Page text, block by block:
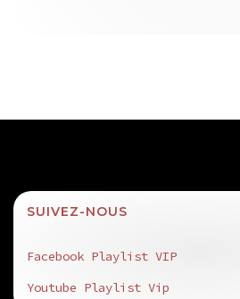
SUIVEZ-NOUS
Facebook Playlist VIP
Youtube Playlist Vip